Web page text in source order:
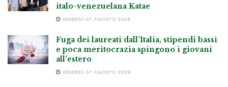
italo-venezuelana Katae
VENERDÌ 07 AGOSTO 2026
Fuga dei laureati dall’Italia, stipendi bassi
e poca meritocrazia spingono i giovani
all’estero
VENERDÌ 07 AGOSTO 2026